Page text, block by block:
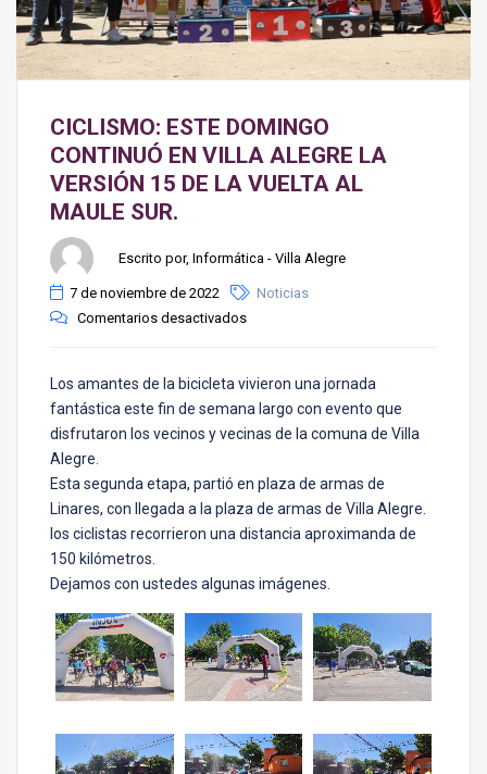
CICLISMO: ESTE DOMINGO
CONTINUÓ EN VILLA ALEGRE LA
VERSIÓN 15 DE LA VUELTA AL
MAULE SUR.
Escrito por, Informática - Villa Alegre
7 de noviembre de 2022
Noticias
Comentarios desactivados
Los amantes de la bicicleta vivieron una jornada
fantástica este fin de semana largo con evento que
disfrutaron los vecinos y vecinas de la comuna de Villa
Alegre.
Esta segunda etapa, partió en plaza de armas de
Linares, con llegada a la plaza de armas de Villa Alegre.
los ciclistas recorrieron una distancia aproximanda de
150 kilómetros.
Dejamos con ustedes algunas imágenes.